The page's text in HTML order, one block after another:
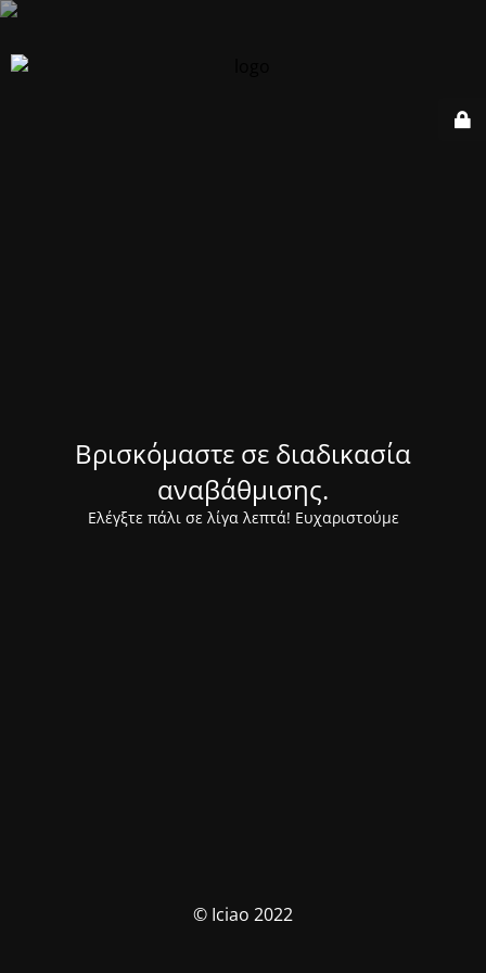
Βρισκόμαστε σε διαδικασία
αναβάθμισης.
Ελέγξτε πάλι σε λίγα λεπτά! Ευχαριστούμε
© Iciao 2022